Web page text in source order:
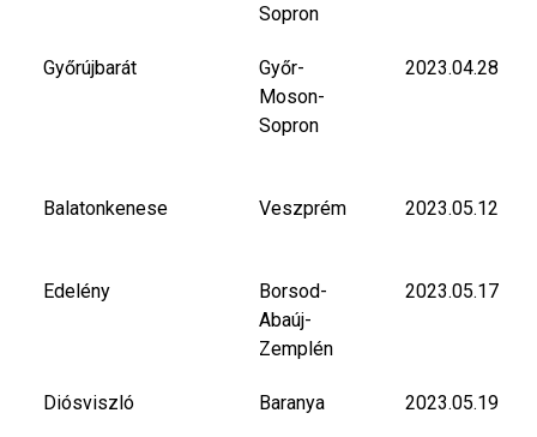
Sopron
Győrújbarát
Győr-
Moson-
Sopron
2023.04.28
Balatonkenese Veszprém 2023.05.12
Edelény
Borsod-
Abaúj-
Zemplén
2023.05.17
Diósviszló Baranya 2023.05.19